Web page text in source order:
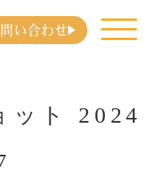
い合わせ
ット 2024